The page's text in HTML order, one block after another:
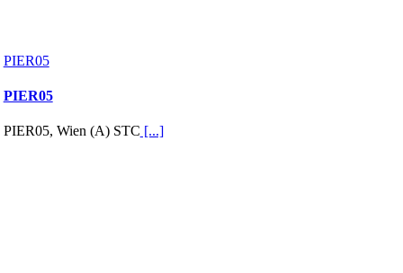
PIER05
PIER05
PIER05, Wien (A) STC [...]